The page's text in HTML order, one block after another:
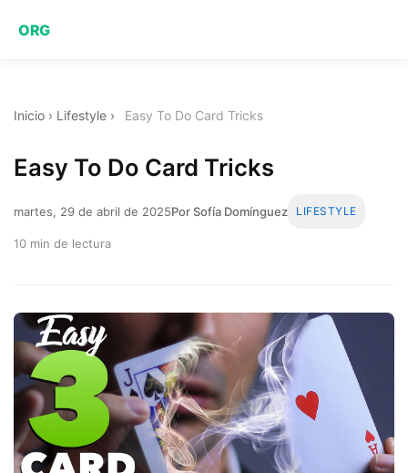
ORG
Inicio › Lifestyle › Easy To Do Card Tricks
Easy To Do Card Tricks
martes, 29 de abril de 2025Por Sofía Domínguez LIFESTYLE
10 min de lectura